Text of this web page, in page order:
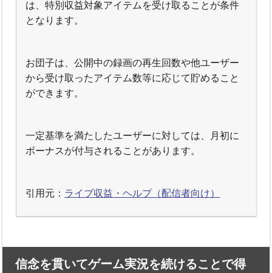
は、特別収益対象アイテムを受け取ることが条件
となります。
お団子は、公開中の録画の再生回数や他ユーザー
から受け取ったアイテム数等に応じて貯めること
ができます。
一定基準を満たしたユーザーに対しては、月初に
ボーナスが付与されることがあります。
引用元： ライブ収益・ヘルプ（配信者向け）
信念を貫いてゲーム実況を続けることで得